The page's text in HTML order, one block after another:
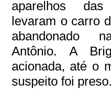
aparelhos
levaram o carro
abandonado
Antônio. A
acionada, até o
suspeito foi preso.